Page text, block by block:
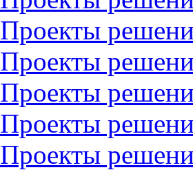
Проекты
Проекты
Проекты
Проекты
Проекты